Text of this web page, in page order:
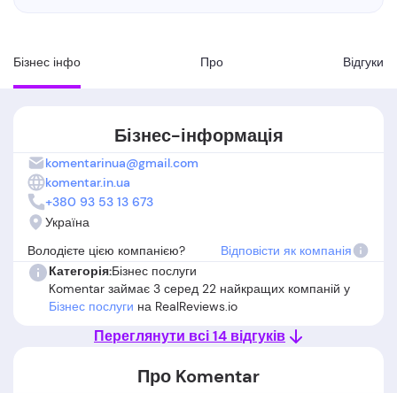
Бізнес інфо Про Вiдгуки
Бізнес-інформація
komentarinua@gmail.com
komentar.in.ua
+380 93 53 13 673
Україна
Володієте цією компанією?
Відповісти як компанія
Категорія:Бізнес послуги
Komentar займає 3 серед 22 найкращих компаній у
Бізнес послуги на RealReviews.io
Переглянути всі 14 відгуків
Про Komentar